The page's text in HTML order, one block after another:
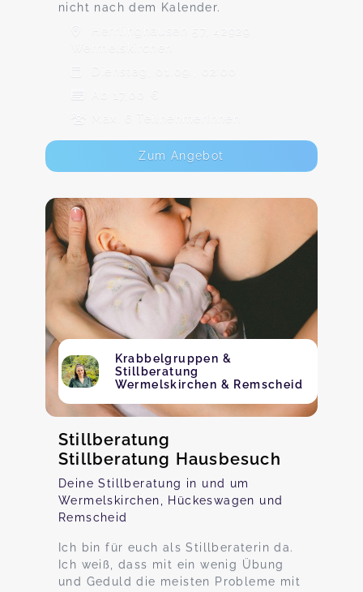
nicht nach dem Kalender.
Herrlinghausen 57, 42929
Wermelskirchen
Dienstag, 01.09., 02:00
Ab 17,00 €
Max. 6 TeilnehmerInnen
Zum Angebot
Krabbelgruppen &
Stillberatung
Wermelskirchen & Remscheid
Stillberatung
Stillberatung Hausbesuch
Deine Stillberatung in und um
Wermelskirchen, Hückeswagen und
Remscheid
Ich bin für euch als Stillberaterin da.
Ich weiß, dass mit ein wenig Übung
und Geduld die meisten Probleme mit